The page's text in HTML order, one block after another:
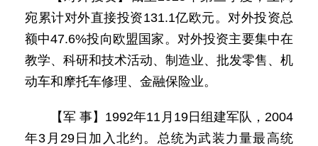
宛累计对外直接投资131.1亿欧元。对外投资总
额中47.6%投向欧盟国家。对外投资主要集中在
教学、科研和技术活动、制造业、批发零售、机
动车和摩托车修理、金融保险业。
【军 事】1992年11月19日组建军队，2004
年3月29日加入北约。总统为武装力量最高统